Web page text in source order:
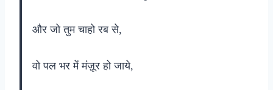
और जो तुम चाहो रब से,
वो पल भर में मंज़ूर हो जाये,